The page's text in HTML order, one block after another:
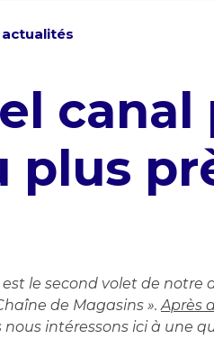
actualités
plus
le second volet de notre
de Magasins ».Après
nous intéressons ici à une